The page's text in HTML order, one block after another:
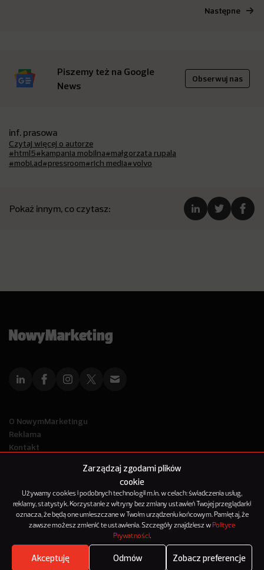
Zarządzaj zgodami plików
cookie
Używamy cookies i podobnych technologii m.in. w celach: świadczenia usług,
reklamy, statystyk. Korzystanie z witryny bez zmiany ustawień Twojej przeglądarki
oznacza, że będą one umieszczane w Twoim urządzeniu końcowym. Pamiętaj, że
zawsze możesz zmienić te ustawienia. Szczegóły znajdziesz w Polityce
Prywatności.
Akceptuję Odmów Zobacz preferencje
Następne
Piszemy też na Google
News
Obserwuj nas
inf. prasowa
Czytaj więcej o autorze
#html5#kampania mobilna#małgorzata rupala
#mobi.ad#pressroom#rich media#volvo
Pokaż innym, co czytasz:
Where's the beef?
O NowymMarketingu
Reklama
Kontakt
© 2012-2025
NowyMarketing jest marką 143Media Sp. z o.o.